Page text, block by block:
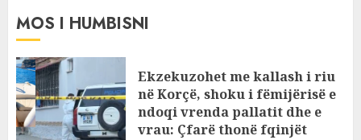
MOS I HUMBISNI
Ekzekuzohet me kallash i riu
në Korçë, shoku i fëmijërisë e
ndoqi vrenda pallatit dhe e
vrau: Çfarë thonë fqinjët